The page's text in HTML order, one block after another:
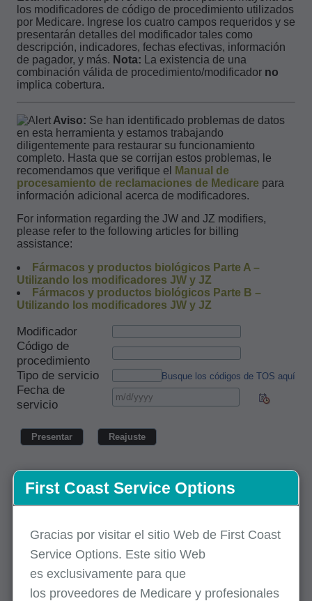
First Coast Service Options
Gracias por visitar el sitio Web de First Coast
Service Options. Este sitio Web
es exclusivamente para que
los proveedores de Medicare y profesionales